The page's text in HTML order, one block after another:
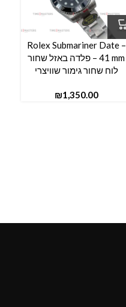
Rolex Submariner Date –
41 mm – פלדה באזל שחור
לוח שחור גימור שוויצרי
₪